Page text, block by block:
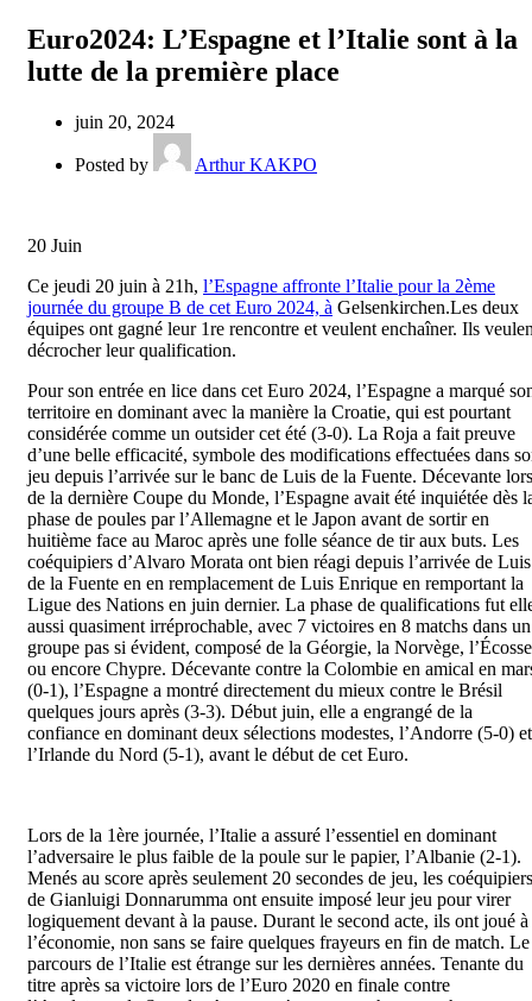
Euro2024: L’Espagne et l’Italie sont à la
lutte de la première place
juin 20, 2024
Posted by Arthur KAKPO
20 Juin
Ce jeudi 20 juin à 21h, l’Espagne affronte l’Italie pour la 2ème
journée du groupe B de cet Euro 2024, à Gelsenkirchen.Les deux
équipes ont gagné leur 1re rencontre et veulent enchaîner. Ils
décrocher leur qualification.
Pour son entrée en lice dans cet Euro 2024, l’Espagne a marqué
territoire en dominant avec la manière la Croatie, qui est pourtant
considérée comme un outsider cet été (3-0). La Roja a fait preuve
d’une belle efficacité, symbole des modifications effectuées dans
jeu depuis l’arrivée sur le banc de Luis de la Fuente. Décevante lors
de la dernière Coupe du Monde, l’Espagne avait été inquiétée dès
phase de poules par l’Allemagne et le Japon avant de sortir en
huitième face au Maroc après une folle séance de tir aux buts. Les
coéquipiers d’Alvaro Morata ont bien réagi depuis l’arrivée de Luis
de la Fuente en en remplacement de Luis Enrique en remportant la
Ligue des Nations en juin dernier. La phase de qualifications fut
aussi quasiment irréprochable, avec 7 victoires en 8 matchs dans un
groupe pas si évident, composé de la Géorgie, la Norvège, l’Écosse
ou encore Chypre. Décevante contre la Colombie en amical en
(0-1), l’Espagne a montré directement du mieux contre le Brésil
quelques jours après (3-3). Début juin, elle a engrangé de la
confiance en dominant deux sélections modestes, l’Andorre (5-0) et
l’Irlande du Nord (5-1), avant le début de cet Euro.
Lors de la 1ère journée, l’Italie a assuré l’essentiel en dominant
l’adversaire le plus faible de la poule sur le papier, l’Albanie (2-1).
Menés au score après seulement 20 secondes de jeu, les coéquipiers
de Gianluigi Donnarumma ont ensuite imposé leur jeu pour virer
logiquement devant à la pause. Durant le second acte, ils ont joué à
l’économie, non sans se faire quelques frayeurs en fin de match. Le
parcours de l’Italie est étrange sur les dernières années. Tenante du
titre après sa victoire lors de l’Euro 2020 en finale contre